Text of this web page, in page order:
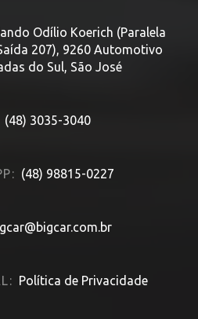
Odílio Koerich (Paralela
207), 9260 Automotivo
do Sul, São José
(48) 3035-3040
(48) 98815-0227
Política de Privacidade